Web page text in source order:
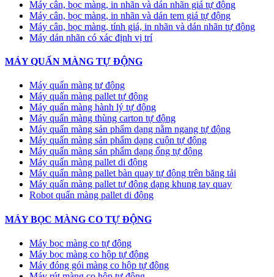
Máy cân, bọc màng, in nhãn và dán nhãn giá tự động
Máy cân, bọc màng, in nhãn và dán tem giá tự động
Máy cân, bọc màng, tính giá, in nhãn và dán nhãn tự động
Máy dán nhãn có xác định vị trí
MÁY QUẤN MÀNG TỰ ĐỘNG
Máy quấn màng tự động
​Máy quấn màng pallet tự động
Máy quấn màng hành lý tự động
Máy quấn màng thùng carton tự động
Máy quấn màng sản phẩm dạng nằm ngang tự động
Máy quấn màng sản phẩm dạng cuộn tự động
Máy quấn màng sản phẩm dạng ống tự động
Máy quấn màng pallet di động
Máy quấn màng pallet bàn quay tự động trên băng tải
Máy quấn màng pallet tự động dạng khung tay quay
Robot quấn màng pallet di động
MÁY BỌC MÀNG CO TỰ ĐỘNG
Máy bọc màng co tự động
Máy bọc màng co hộp tự động
Máy đóng gói màng co hộp tự động